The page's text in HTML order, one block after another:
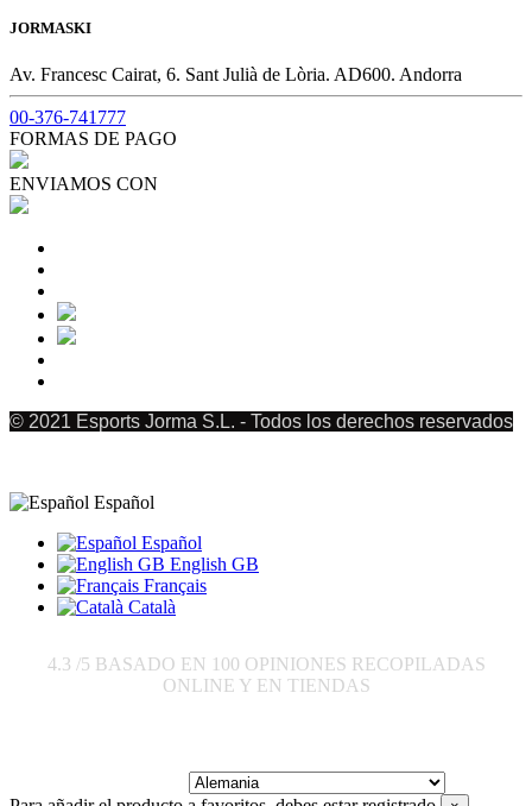
JORMASKI
Av. Francesc Cairat, 6. Sant Julià de Lòria. AD600. Andorra
00-376-741777
FORMAS DE PAGO
ENVIAMOS CON
© 2021 Esports Jorma S.L. - Todos los derechos reservados
Español
Español
English GB
Français
Català
4.3 /5 BASADO EN 100 OPINIONES RECOPILADAS
ONLINE Y EN TIENDAS